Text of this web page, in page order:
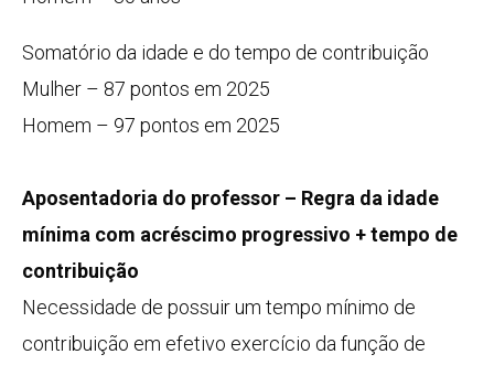
Somatório da idade e do tempo de contribuição
Mulher – 87 pontos em 2025
Homem – 97 pontos em 2025
Aposentadoria do professor – Regra da idade
mínima com acréscimo progressivo + tempo de
contribuição
Necessidade de possuir um tempo mínimo de
contribuição em efetivo exercício da função de